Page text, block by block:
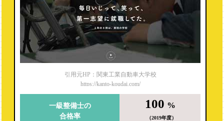
引用元HP：関東工業自動車大学校
https://kanto-koudai.com/
一級整備士の
合格率
100 %
（2019年度）